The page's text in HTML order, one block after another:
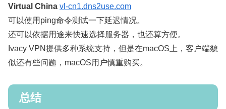
Virtual China vl-cn1.dns2use.com
可以使用ping命令测试一下延迟情况。
还可以依据用途来快速选择服务器，也还算方便。
Ivacy VPN提供多种系统支持，但是在macOS上，客户端貌
似还有些问题，macOS用户慎重购买。
总结